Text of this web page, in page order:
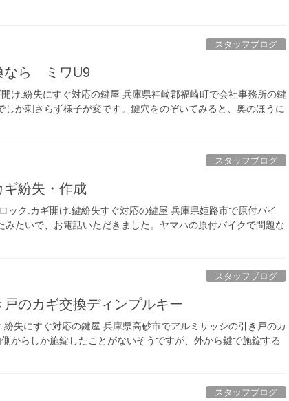
スタッフブログ
なら ミワU9
.紛失にすぐ対応の鍵屋 兵庫県神崎郡福崎町で会社事務所の鍵
か刺さらず様子が変です。鍵穴をのぞいてみると、奥のほうに
スタッフブログ
紛失・作成
ク.カギ開け.鍵紛失すぐ対応の鍵屋 兵庫県姫路市で原付バイ
たいで、お電話いただきました。ヤマハの原付バイクで問題な
スタッフブログ
のカギ交換ディンプルキー
にすぐ対応の鍵屋 兵庫県高砂市でアルミサッシの引き戸のカ
からしか施錠したことがないそうですが、外から鍵で施錠する
スタッフブログ